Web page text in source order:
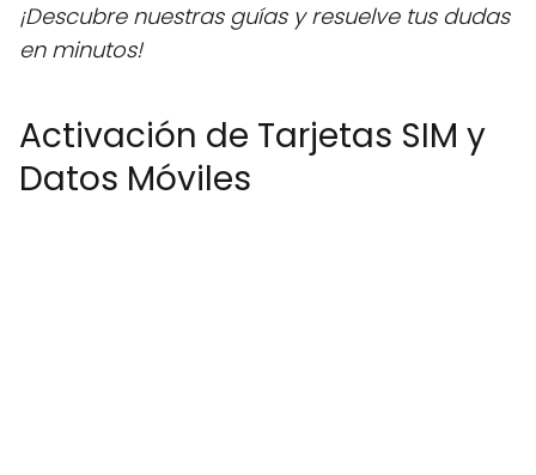
¡Descubre nuestras guías y resuelve tus dudas
en minutos!
Activación de Tarjetas SIM y
Datos Móviles